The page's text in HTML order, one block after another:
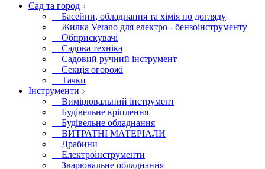
Сад та город
Басейни, обладнання та хімія по догляду
Жилка Verano для електро - бензоінструменту
Обприскувачі
Садова техніка
Садовий ручний інструмент
Секція огорожі
Тачки
Інструменти
Вимірювальний інструмент
Будівельне кріплення
Будівельне обладнання
ВИТРАТНІ МАТЕРІАЛИ
Драбини
Електроінструменти
Зварювальне обладнання